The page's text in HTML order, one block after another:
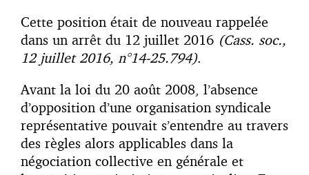
Cette position était de nouveau rappelée
dans un arrêt du 12 juillet 2016 (Cass. soc.,
12 juillet 2016, n°14-25.794).
Avant la loi du 20 août 2008, l’absence
d’opposition d’une organisation syndicale
représentative pouvait s’entendre au travers
des règles alors applicables dans la
négociation collective en générale et